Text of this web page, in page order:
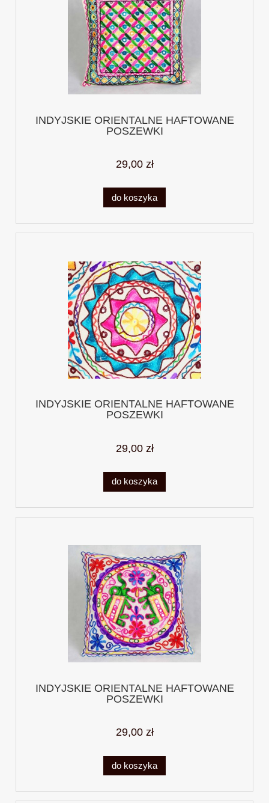
INDYJSKIE ORIENTALNE HAFTOWANE
POSZEWKI
29,00 zł
do koszyka
INDYJSKIE ORIENTALNE HAFTOWANE
POSZEWKI
29,00 zł
do koszyka
INDYJSKIE ORIENTALNE HAFTOWANE
POSZEWKI
29,00 zł
do koszyka